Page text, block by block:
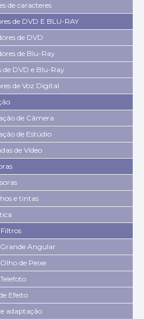
de caracteres
de DVD E BLU-RAY
de DVD
de Blu-Ray
de DVD e Blu-Ray
de Voz Digital
de Câmera
de Estúdio
de Vídeo
e tintas
Filtros
Angular
de Peixe
Efeito
adaptação